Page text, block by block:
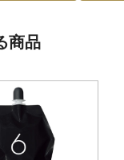
商品